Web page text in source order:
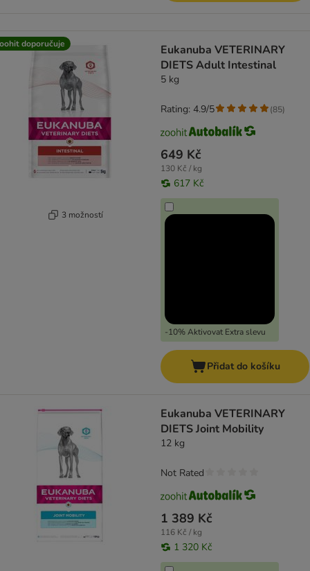
doporučuje
3 možností
Eukanuba VETERINARY
DIETS Adult Intestinal
5 kg
649 Kč
130 Kč / kg
617 Kč
-10% Aktivovat Extra slevu
Rating: 4.9/5 (85)
Přidat do košíku
Eukanuba VETERINARY
DIETS Joint Mobility
12 kg
1 389 Kč
116 Kč / kg
1 320 Kč
Not Rated